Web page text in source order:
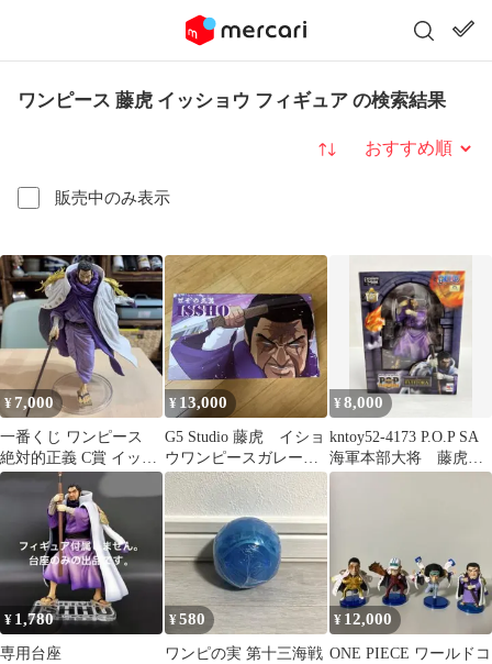
ワンピース 藤虎 イッショウ フィギュア の検索結果
販売中のみ表示
並び替え
¥ 7,000
一番くじ ワンピース
絶対的正義 C賞 イッシ
ョウ 藤虎 開封品 箱
¥ 13,000
G5 Studio 藤虎 イショ
ウワンピースガレージ
キット
¥8,000
kntoy52-4173 P.O.P SA
海軍本部大将 藤虎
【イッショウ】
¥ 1,780
専用台座
¥580
ワンピの実 第十三海戦
¥ 12,000
ONE PIECE ワールドコ